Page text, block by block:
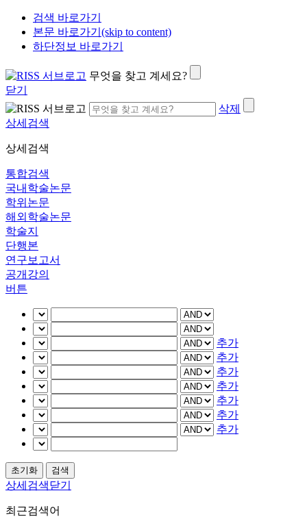
검색 바로가기
본문 바로가기(skip to content)
하단정보 바로가기
무엇을 찾고 계세요?
닫기
삭제
상세검색
상세검색
통합검색
국내학술논문
학위논문
해외학술논문
학술지
단행본
연구보고서
공개강의
버튼
추가
추가
추가
추가
추가
추가
추가
상세검색닫기
최근검색어